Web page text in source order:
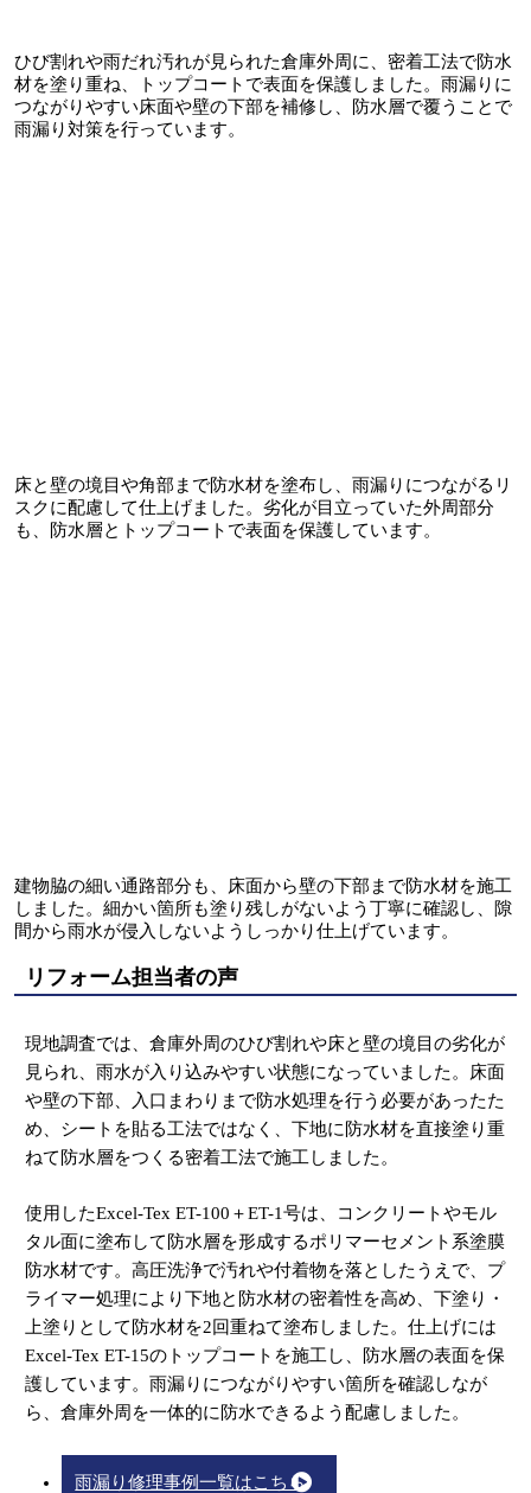
ひび割れや雨だれ汚れが見られた倉庫外周に、密着工法で防水
材を塗り重ね、トップコートで表面を保護しました。雨漏りに
つながりやすい床面や壁の下部を補修し、防水層で覆うことで
雨漏り対策を行っています。
床と壁の境目や角部まで防水材を塗布し、雨漏りにつながるリ
スクに配慮して仕上げました。劣化が目立っていた外周部分
も、防水層とトップコートで表面を保護しています。
建物脇の細い通路部分も、床面から壁の下部まで防水材を施工
しました。細かい箇所も塗り残しがないよう丁寧に確認し、隙
間から雨水が侵入しないようしっかり仕上げています。
リフォーム担当者の声
現地調査では、倉庫外周のひび割れや床と壁の境目の劣化が
見られ、雨水が入り込みやすい状態になっていました。床面
や壁の下部、入口まわりまで防水処理を行う必要があったた
め、シートを貼る工法ではなく、下地に防水材を直接塗り重
ねて防水層をつくる密着工法で施工しました。
使用したExcel-Tex ET-100＋ET-1号は、コンクリートやモル
タル面に塗布して防水層を形成するポリマーセメント系塗膜
防水材です。高圧洗浄で汚れや付着物を落としたうえで、プ
ライマー処理により下地と防水材の密着性を高め、下塗り・
上塗りとして防水材を2回重ねて塗布しました。仕上げには
Excel-Tex ET-15のトップコートを施工し、防水層の表面を保
護しています。雨漏りにつながりやすい箇所を確認しなが
ら、倉庫外周を一体的に防水できるよう配慮しました。
雨漏り修理事例一覧はこちら